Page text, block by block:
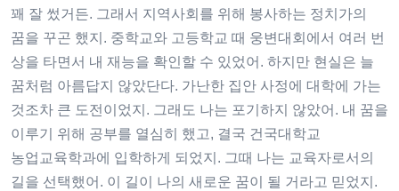
꽤 잘 썼거든. 그래서 지역사회를 위해 봉사하는 정치가의
꿈을 꾸곤 했지. 중학교와 고등학교 때 웅변대회에서 여러 번
상을 타면서 내 재능을 확인할 수 있었어. 하지만 현실은 늘
꿈처럼 아름답지 않았단다. 가난한 집안 사정에 대학에 가는
것조차 큰 도전이었지. 그래도 나는 포기하지 않았어. 내 꿈을
이루기 위해 공부를 열심히 했고, 결국 건국대학교
농업교육학과에 입학하게 되었지. 그때 나는 교육자로서의
길을 선택했어. 이 길이 나의 새로운 꿈이 될 거라고 믿었지.